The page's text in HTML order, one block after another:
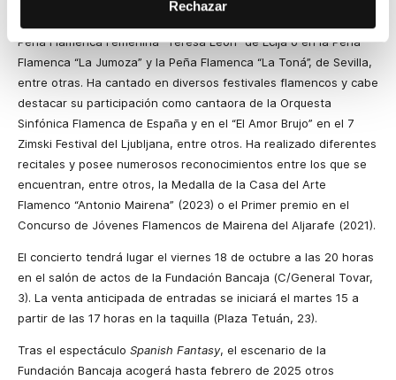
Rechazar
Peña Flamenca Femenina “Teresa León” de Écija o en la Peña
Flamenca “La Jumoza” y la Peña Flamenca “La Toná”, de Sevilla,
entre otras. Ha cantado en diversos festivales flamencos y cabe
destacar su participación como cantaora de la Orquesta
Sinfónica Flamenca de España y en el “El Amor Brujo” en el 7
Zimski Festival del Ljubljana, entre otros. Ha realizado diferentes
recitales y posee numerosos reconocimientos entre los que se
encuentran, entre otros, la Medalla de la Casa del Arte
Flamenco “Antonio Mairena” (2023) o el Primer premio en el
Concurso de Jóvenes Flamencos de Mairena del Aljarafe (2021).
El concierto tendrá lugar el viernes 18 de octubre a las 20 horas
en el salón de actos de la Fundación Bancaja (C/General Tovar,
3). La venta anticipada de entradas se iniciará el martes 15 a
partir de las 17 horas en la taquilla (Plaza Tetuán, 23).
Tras el espectáculo Spanish Fantasy, el escenario de la
Fundación Bancaja acogerá hasta febrero de 2025 otros